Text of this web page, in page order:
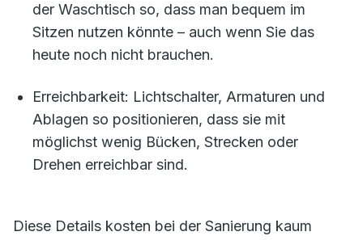
der Waschtisch so, dass man bequem im
Sitzen nutzen könnte – auch wenn Sie das
heute noch nicht brauchen.
Erreichbarkeit: Lichtschalter, Armaturen und
Ablagen so positionieren, dass sie mit
möglichst wenig Bücken, Strecken oder
Drehen erreichbar sind.
Diese Details kosten bei der Sanierung kaum